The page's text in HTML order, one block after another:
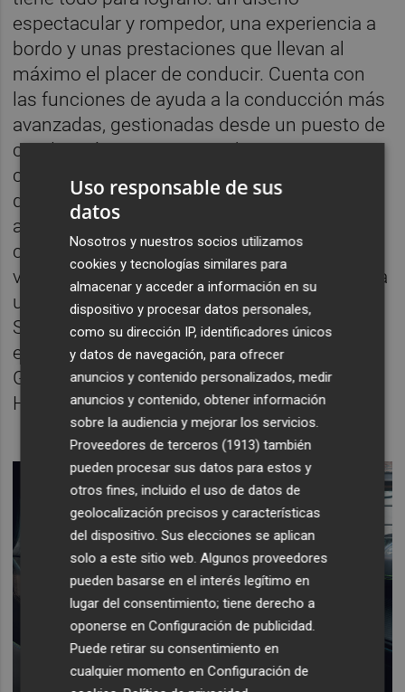
espectacular y rompedor, una experiencia a
bordo y unas prestaciones que llevan al
máximo el placer de conducir. Cuenta con
las funciones de ayuda a la conducción más
avanzadas, gestionadas desde un puesto de
conducción Peugeot i-Cockpit® con un
combinado digital elevado en tres
dimensiones, y aporta a la gama una
alternativa “cero emisiones” con una
circulación silenciosa y ausencia de
vibraciones. El Nuevo Peugeot 2008 encarna
una visión sostenible y tecnológica de los
SUV, con el placer de conducir como
elemento distintivo”, afirma la Directora
General de Peugeot para España y Portugal,
Hélène Bouteleau.
Uso responsable de sus
datos
Nosotros y nuestros socios utilizamos
cookies y tecnologías similares para
almacenar y acceder a información en su
dispositivo y procesar datos personales,
como su dirección IP, identificadores únicos
y datos de navegación, para ofrecer
anuncios y contenido personalizados, medir
anuncios y contenido, obtener información
sobre la audiencia y mejorar los servicios.
Proveedores de terceros (1913) también
pueden procesar sus datos para estos y
otros fines, incluido el uso de datos de
geolocalización precisos y características
del dispositivo. Sus elecciones se aplican
solo a este sitio web. Algunos proveedores
pueden basarse en el interés legítimo en
lugar del consentimiento; tiene derecho a
oponerse enConfiguración de publicidad
Puede retirar su consentimiento en
cualquier momento enConfiguración de